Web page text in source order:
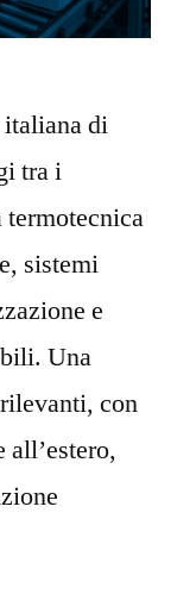
di
tra i
sistemi
e
Una
con